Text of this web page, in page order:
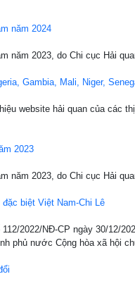
năm 2024
2023, do Chi cục Hải quan
Gambia, Mali, Niger, Senegal